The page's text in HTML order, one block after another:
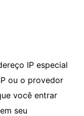
IP especial
ou o provedor
você entrar
seu